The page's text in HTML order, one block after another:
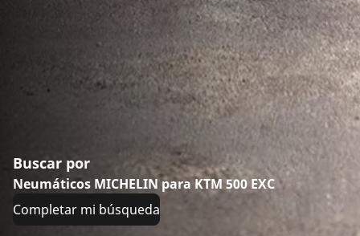
Buscar por
Neumáticos MICHELIN para KTM 500 EXC
Completar mi búsqueda